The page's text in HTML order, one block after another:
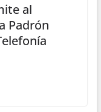
al
Padrón